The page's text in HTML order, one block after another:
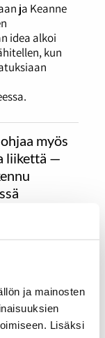
ja mainosten
Lisäksi
ja Keanne
idea alkoi
kun
myös
liikettä —
liike
kuin
ja -
ja
kertovat